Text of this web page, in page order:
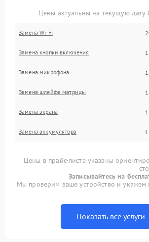
Цены актуальны на текущую дату
Замена Wi-Fi
Замена кнопки включения
Замена микрофона
Замена шлейфа матрицы
Замена экрана
Замена аккумулятора
Цены в прайс-листе указаны
Записывайтесь на
Мы проверим ваше устройство и укажем
Показать все услуги